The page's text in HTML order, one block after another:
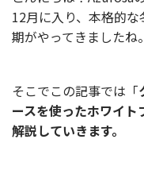
12月に入り、本格的
期がやってきましたね。
そこでこの記事では「
ースを使ったホワイ
解説していきます。